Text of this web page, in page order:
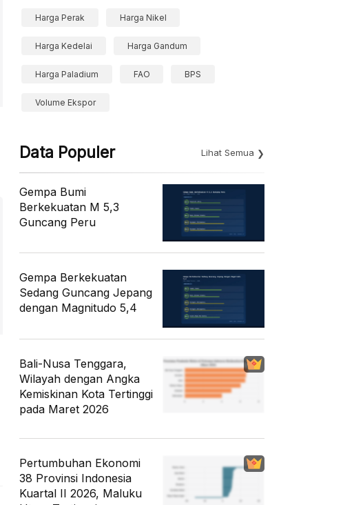
Harga Perak Harga Nikel
Harga Kedelai Harga Gandum
Harga Paladium FAO BPS
Volume Ekspor
Data Populer Lihat Semua
Gempa Bumi
Berkekuatan M 5,3
Guncang Peru
Gempa Berkekuatan
Sedang Guncang Jepang
dengan Magnitudo 5,4
Bali-Nusa Tenggara,
Wilayah dengan Angka
Kemiskinan Kota Tertinggi
pada Maret 2026
Pertumbuhan Ekonomi
38 Provinsi Indonesia
Kuartal II 2026, Maluku